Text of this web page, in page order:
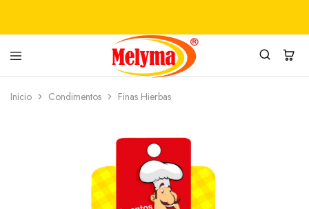
PRODUCTOS
ALIMENTICIOS
MELYMA
SAS
Inicio Condimentos Finas Hierbas